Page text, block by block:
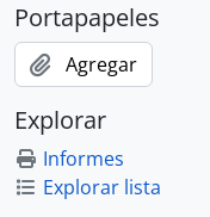
Portapapeles
Agregar
Explorar
Informes
Explorar lista